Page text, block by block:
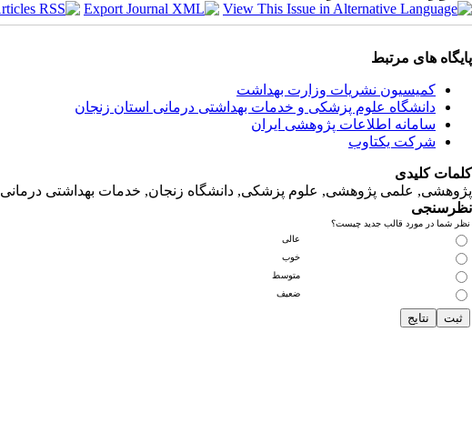
پایگاه های مرتبط
کمیسیون نشریات وزارت بهداشت
دانشگاه‌ علوم‌ پزشکی‌ و خدمات‌ بهداشتی‌ درمانی‌ استان‌ زنجان
سامانه اطلاعات پژوهشی ایران
شرکت یکتاوب
کلمات کلیدی
پژوهشی, علمی پژوهشی, علوم‌ پزشکی‌, دانشگاه زنجان, خدمات‌ بهداشتی‌ درمانی‌
نظرسنجی
نظر شما در مورد قالب جدید چیست؟
عالی
خوب
متوسط
ضعیف